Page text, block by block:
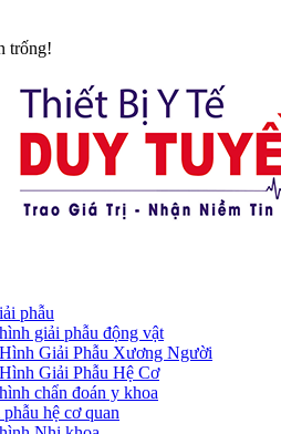
trống!
phẫu
giải phẫu động vật
Giải Phẫu Xương Người
Giải Phẫu Hệ Cơ
chẩn đoán y khoa
hệ cơ quan